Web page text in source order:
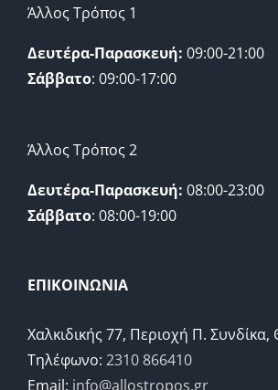
Άλλος Τρόπος 1
Δευτέρα-Παρασκευή: 09:00-21:00
Σάββατο: 09:00-17:00
Άλλος Τρόπος 2
Δευτέρα-Παρασκευή: 08:00-23:00
Σάββατο: 08:00-19:00
ΕΠΙΚΟΙΝΩΝΙΑ
Χαλκιδικής 77, Περιοχή Π. Συνδίκα,
Τηλέφωνο: 2310 866410
Email: info@allostropos.gr